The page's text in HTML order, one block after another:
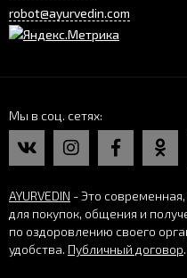
robot@ayurvedin.com
Мы в соц. сетях
AYURVEDIN - Это
для покупок, общения и
по оздоровлению своего
удобства. Публичный договор.